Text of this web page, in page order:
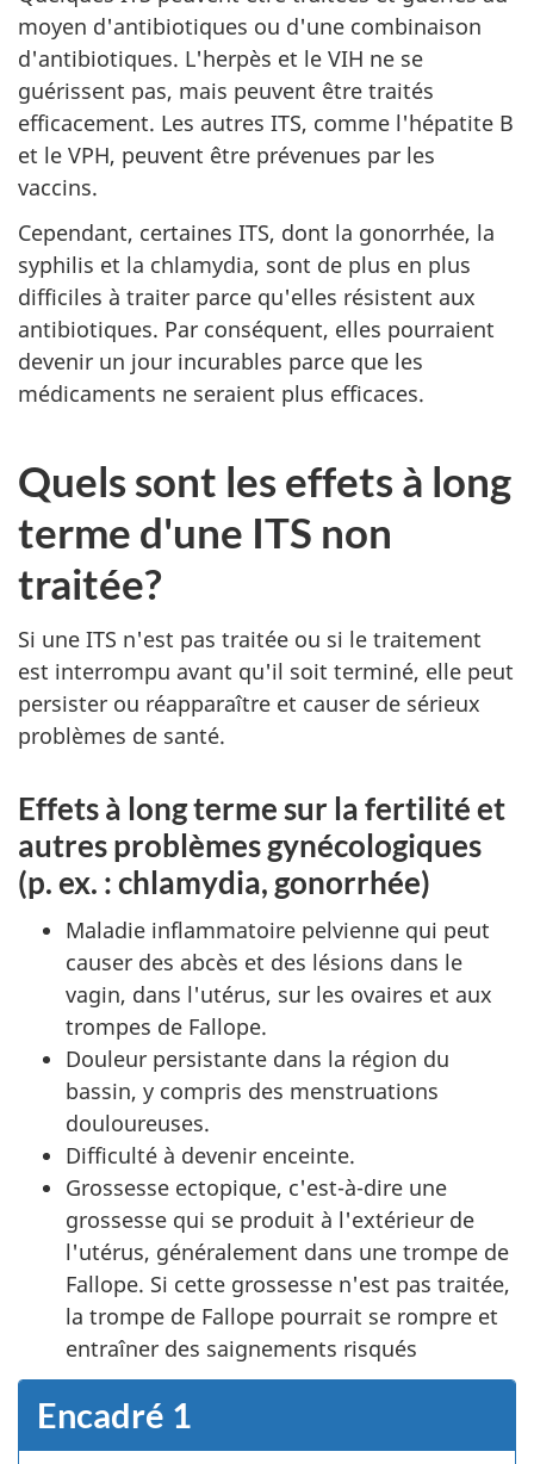
moyen d'antibiotiques ou d'une combinaison
d'antibiotiques. L'herpès et le VIH ne se
guérissent pas, mais peuvent être traités
efficacement. Les autres ITS, comme l'hépatite B
et le VPH, peuvent être prévenues par les
vaccins.
Cependant, certaines ITS, dont la gonorrhée, la
syphilis et la chlamydia, sont de plus en plus
difficiles à traiter parce qu'elles résistent aux
antibiotiques. Par conséquent, elles pourraient
devenir un jour incurables parce que les
médicaments ne seraient plus efficaces.
Quels sont les effets à long
terme d'une ITS non
traitée?
Si une ITS n'est pas traitée ou si le traitement
est interrompu avant qu'il soit terminé, elle peut
persister ou réapparaître et causer de sérieux
problèmes de santé.
Effets à long terme sur la fertilité et
autres problèmes gynécologiques
(p. ex. : chlamydia, gonorrhée)
Maladie inflammatoire pelvienne qui peut
causer des abcès et des lésions dans le
vagin, dans l'utérus, sur les ovaires et aux
trompes de Fallope.
Douleur persistante dans la région du
bassin, y compris des menstruations
douloureuses.
Difficulté à devenir enceinte.
Grossesse ectopique, c'est-à-dire une
grossesse qui se produit à l'extérieur de
l'utérus, généralement dans une trompe de
Fallope. Si cette grossesse n'est pas traitée,
la trompe de Fallope pourrait se rompre et
entraîner des saignements risqués
Encadré 1